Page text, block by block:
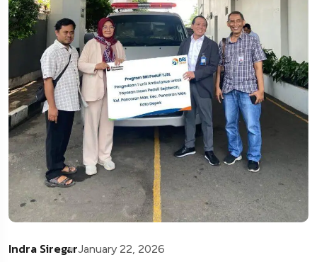
Indra SiregarJanuary 22, 2026